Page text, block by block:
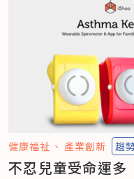
健康福祉 產業創新 趨勢
不忍兒童受命運多